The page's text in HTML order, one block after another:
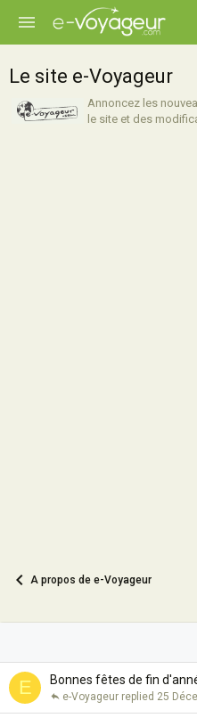
Le site e-Voyageur
Annoncez les
le site et des
A propos de e-Voyageur
E Bonnes fêtes de fin
25
e-Voyageur